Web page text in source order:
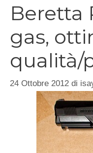
Beretta
gas,
qualità/
24 Ottobre 2012 di